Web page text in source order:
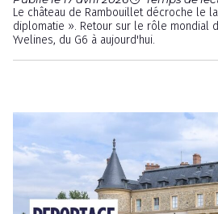
Le château de Rambouillet décroche le
diplomatie ». Retour sur le rôle mondial
Yvelines, du G6 à aujourd'hui.